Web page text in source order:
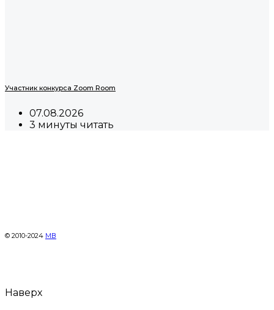
Участник конкурса Zoom Room
07.08.2026
3 минуты читать
© 2010-2024 МВ
Наверх